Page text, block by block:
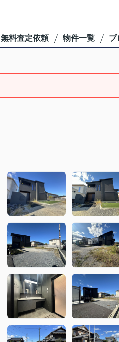
無料査定依頼 物件一覧 ブ